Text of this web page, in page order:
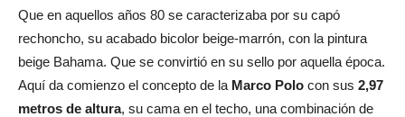
Que en aquellos años 80 se caracterizaba por su capó
rechoncho, su acabado bicolor beige-marrón, con la pintura
beige Bahama. Que se convirtió en su sello por aquella época.
Aquí da comienzo el concepto de la Marco Polo con sus 2,97
metros de altura, su cama en el techo, una combinación de